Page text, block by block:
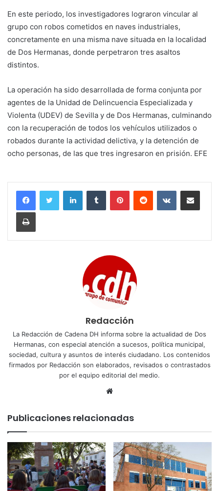
En este periodo, los investigadores lograron vincular al
grupo con robos cometidos en naves industriales,
concretamente en una misma nave situada en la localidad
de Dos Hermanas, donde perpetraron tres asaltos
distintos.
La operación ha sido desarrollada de forma conjunta por
agentes de la Unidad de Delincuencia Especializada y
Violenta (UDEV) de Sevilla y de Dos Hermanas, culminando
con la recuperación de todos los vehículos utilizados o
robados durante la actividad delictiva, y la detención de
ocho personas, de las que tres ingresaron en prisión. EFE
LinkedInTumblr PinterestReddit VKontakteCompartir por
Imprimir
Redacción
La Redacción de Cadena DH informa sobre la actualidad de Dos
Hermanas, con especial atención a sucesos, política municipal,
sociedad, cultura y asuntos de interés ciudadano. Los contenidos
firmados por Redacción son elaborados, revisados o contrastados
por el equipo editorial del medio.
Sitio
Publicaciones relacionadas